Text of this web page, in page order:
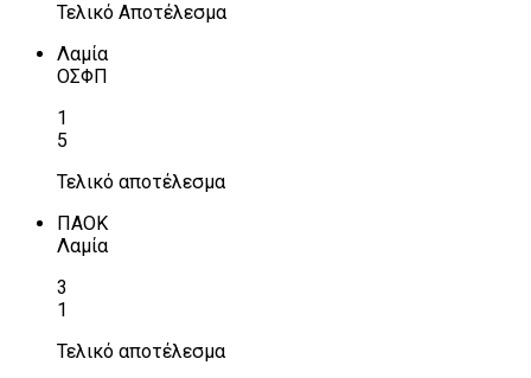
Τελικό Αποτέλεσμα
Λαμία
ΟΣΦΠ
1
5
Τελικό αποτέλεσμα
ΠΑΟΚ
Λαμία
3
1
Τελικό αποτέλεσμα